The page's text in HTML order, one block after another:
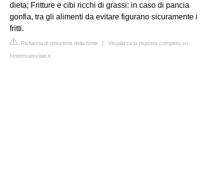
dieta; Fritture e cibi ricchi di grassi: in caso di pancia
gonfia, tra gli alimenti da evitare figurano sicuramente i
fritti.
Richiesta di rimozione della fonte | Visualizza la risposta completa su
fonteessenziale.it